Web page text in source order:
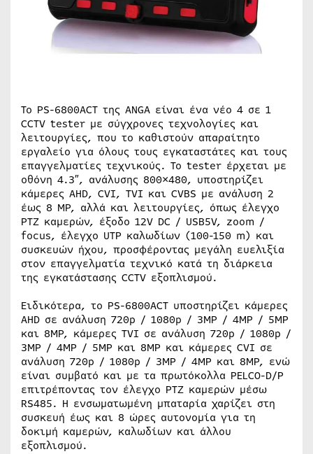
Το PS-6800ACT της ANGA είναι ένα νέο 4 σε 1
CCTV tester με σύγχρονες τεχνολογίες και
λειτουργίες, που το καθιστούν απαραίτητο
εργαλείο για όλους τους εγκαταστάτες και τους
επαγγελματίες τεχνικούς. Το tester έρχεται με
οθόνη 4.3″, ανάλυσης 800×480, υποστηρίζει
κάμερες AHD, CVI, TVI και CVBS με ανάλυση 2
έως 8 MP, αλλά και λειτουργίες, όπως έλεγχο
PTZ καμερών, έξοδο 12V DC / USB5V, zoom /
focus, έλεγχο UTP καλωδίων (100-150 m) και
συσκευών ήχου, προσφέροντας μεγάλη ευελιξία
στον επαγγελματία τεχνικό κατά τη διάρκεια
της εγκατάστασης CCTV εξοπλισμού.
Ειδικότερα, το PS-6800ACT υποστηρίζει κάμερες
AHD σε ανάλυση 720p / 1080p / 3MP / 4MP / 5MP
και 8MP, κάμερες TVI σε ανάλυση 720p / 1080p /
3MP / 4MP / 5MP και 8MP και κάμερες CVI σε
ανάλυση 720p / 1080p / 3MP / 4MP και 8MP, ενώ
είναι συμβατό και με τα πρωτόκολλα PELCO-D/P
επιτρέποντας τον έλεγχο PTZ καμερών μέσω
RS485. Η ενσωματωμένη μπαταρία χαρίζει στη
συσκευή έως και 8 ώρες αυτονομία για τη
δοκιμή καμερών, καλωδίων και άλλου
εξοπλισμού.